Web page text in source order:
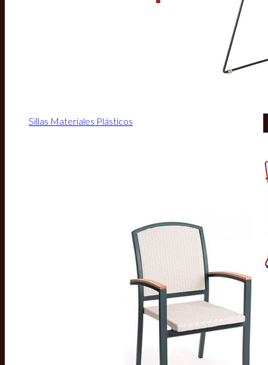
Sillas Materiales Plásticos